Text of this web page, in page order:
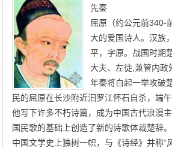
先秦
屈原（约公元前340-
大的爱国诗人。汉族
平，字原。战国时期
大夫、左徒,兼管内政
年秦将白起一举攻破
民的屈原在长沙附近汩罗江怀石自杀，端
他写下许多不朽诗篇，成为中国古代浪漫
国民歌的基础上创造了新的诗歌体裁楚辞
中国文学史上独树一帜，与《诗经》并称“